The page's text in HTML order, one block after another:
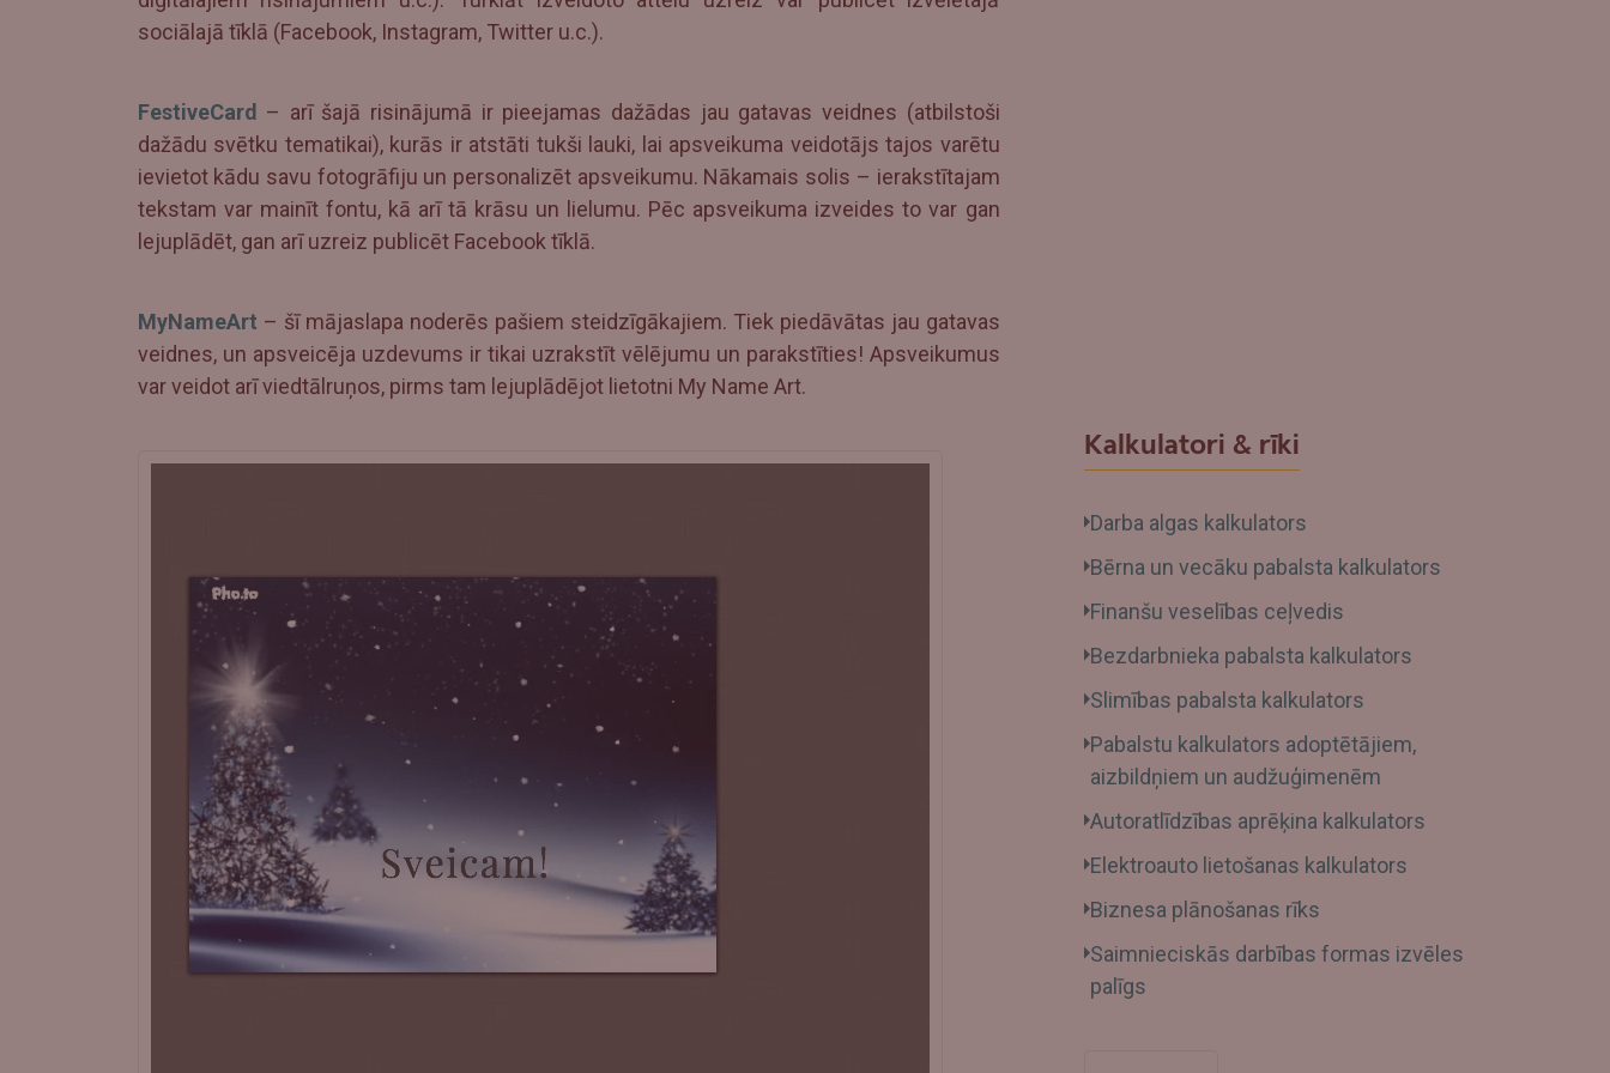
sociālajā tīklā (Facebook, Instagram, Twitter u.c.).
FestiveCard – arī šajā risinājumā ir pieejamas dažādas jau gatavas veidnes (atbilstoši
dažādu svētku tematikai), kurās ir atstāti tukši lauki, lai apsveikuma veidotājs tajos varētu
ievietot kādu savu fotogrāfiju un personalizēt apsveikumu. Nākamais solis – ierakstītajam
tekstam var mainīt fontu, kā arī tā krāsu un lielumu. Pēc apsveikuma izveides to var gan
lejuplādēt, gan arī uzreiz publicēt Facebook tīklā.
MyNameArt – šī mājaslapa noderēs pašiem steidzīgākajiem. Tiek piedāvātas jau gatavas
veidnes, un apsveicēja uzdevums ir tikai uzrakstīt vēlējumu un parakstīties! Apsveikumus
var veidot arī viedtālruņos, pirms tam lejuplādējot lietotni My Name Art.
Kalkulatori & rīki
Darba algas kalkulators
Bērna un vecāku pabalsta kalkulators
Finanšu veselības ceļvedis
Bezdarbnieka pabalsta kalkulators
Slimības pabalsta kalkulators
Pabalstu kalkulators adoptētājiem,
aizbildņiem un audžuģimenēm
Autoratlīdzības aprēķina kalkulators
Elektroauto lietošanas kalkulators
Biznesa plānošanas rīks
Saimnieciskās darbības formas izvēles
palīgs